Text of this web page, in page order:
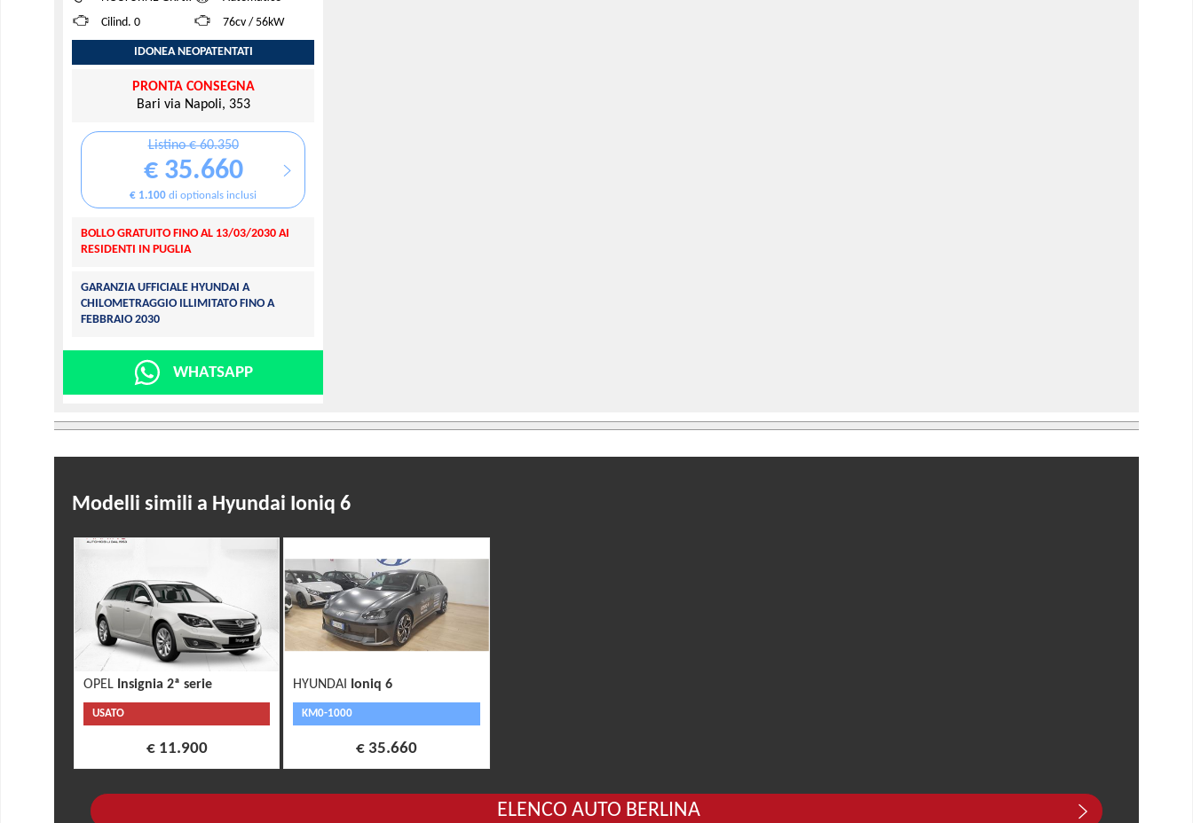
Cilind. 0
76cv / 56kW
IDONEA NEOPATENTATI
PRONTA CONSEGNA
Bari via Napoli, 353
Listino € 60.350
€ 35.660
€ 1.100 di optionals inclusi
BOLLO GRATUITO FINO AL 13/03/2030 AI
RESIDENTI IN PUGLIA
GARANZIA UFFICIALE HYUNDAI A
CHILOMETRAGGIO ILLIMITATO FINO A
FEBBRAIO 2030
WHATSAPP
Modelli simili a Hyundai Ioniq 6
OPEL Insignia 2ª serie
USATO
€ 11.900
HYUNDAI Ioniq 6
KM0-1000
€ 35.660
ELENCO AUTO BERLINA